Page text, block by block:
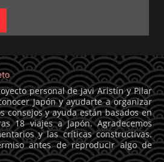
personal de Javi Aristín y Pilar
Japón y ayudarte a organizar
consejos y ayuda están basados en
18 viajes a Japón. Agradecemos
y las críticas constructivas.
antes de reproducir algo de